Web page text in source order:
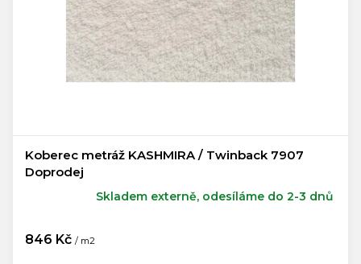
Koberec metráž KASHMIRA / Twinback 7907
Doprodej
846 Kč / m2
Skladem externě, odesíláme do 2-3 dnů